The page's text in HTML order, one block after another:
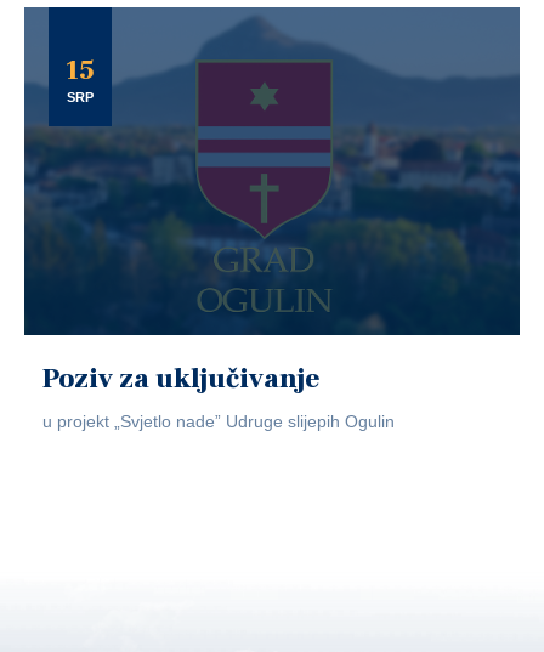
15
SRP
Poziv za uključivanje
u projekt „Svjetlo nade” Udruge slijepih Ogulin